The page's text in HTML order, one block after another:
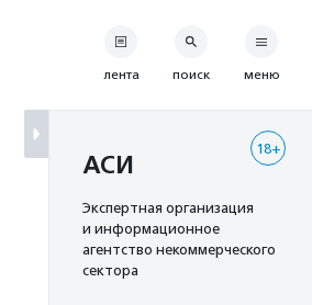
лента поиск меню
18+
АСИ
Экспертная организация
и информационное
агентство некоммерческого
сектора